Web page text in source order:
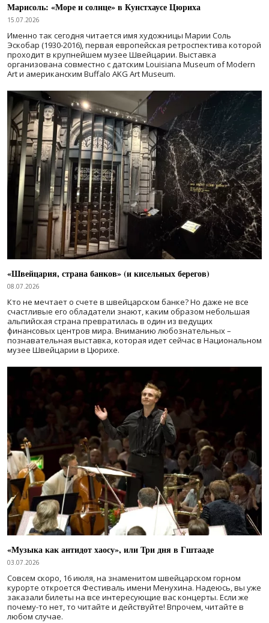
Марисоль: «Море и солнце» в Кунстхаусе Цюриха
15.07.2026
Именно так сегодня читается имя художницы Марии Соль
Эскобар (1930-2016), первая европейская ретроспектива которой
проходит в крупнейшем музее Швейцарии. Выставка
организована совместно с датским Louisiana Museum of Modern
Art и американским Buffalo AKG Art Museum.
«Швейцария, страна банков» (и кисельных берегов)
08.07.2026
Кто не мечтает о счете в швейцарском банке? Но даже не все
счастливые его обладатели знают, каким образом небольшая
альпийская страна превратилась в один из ведущих
финансовых центров мира. Вниманию любознательных –
познавательная выставка, которая идет сейчас в Национальном
музее Швейцарии в Цюрихе.
«Музыка как антидот хаосу», или Три дня в Гштааде
03.07.2026
Совсем скоро, 16 июля, на знаменитом швейцарском горном
курорте откроется Фестиваль имени Менухина. Надеюсь, вы уже
заказали билеты на все интересующие вас концерты. Если же
почему-то нет, то читайте и действуйте! Впрочем, читайте в
любом случае.